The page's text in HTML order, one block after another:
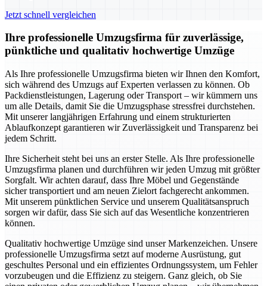
Jetzt schnell vergleichen
Ihre professionelle Umzugsfirma für zuverlässige,
pünktliche und qualitativ hochwertige Umzüge
Als Ihre professionelle Umzugsfirma bieten wir Ihnen den Komfort,
sich während des Umzugs auf Experten verlassen zu können. Ob
Packdienstleistungen, Lagerung oder Transport – wir kümmern uns
um alle Details, damit Sie die Umzugsphase stressfrei durchstehen.
Mit unserer langjährigen Erfahrung und einem strukturierten
Ablaufkonzept garantieren wir Zuverlässigkeit und Transparenz bei
jedem Schritt.
Ihre Sicherheit steht bei uns an erster Stelle. Als Ihre professionelle
Umzugsfirma planen und durchführen wir jeden Umzug mit größter
Sorgfalt. Wir achten darauf, dass Ihre Möbel und Gegenstände
sicher transportiert und am neuen Zielort fachgerecht ankommen.
Mit unserem pünktlichen Service und unserem Qualitätsanspruch
sorgen wir dafür, dass Sie sich auf das Wesentliche konzentrieren
können.
Qualitativ hochwertige Umzüge sind unser Markenzeichen. Unsere
professionelle Umzugsfirma setzt auf moderne Ausrüstung, gut
geschultes Personal und ein effizientes Ordnungssystem, um Fehler
vorzubeugen und die Effizienz zu steigern. Ganz gleich, ob Sie